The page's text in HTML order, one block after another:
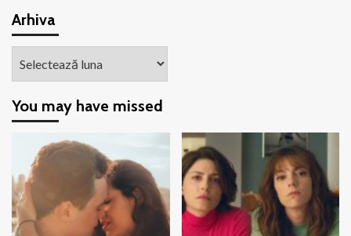
Arhiva
You may have missed